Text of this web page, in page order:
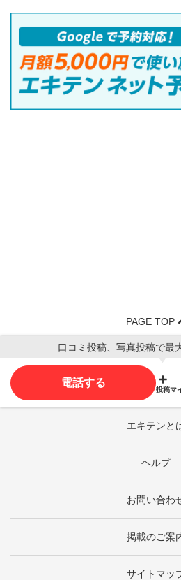
PAGE TOP
口コミ投稿、写真投稿で最
電話する
投稿マ
エキテンと
ヘルプ
お問い合わ
掲載のご案
サイトマッ